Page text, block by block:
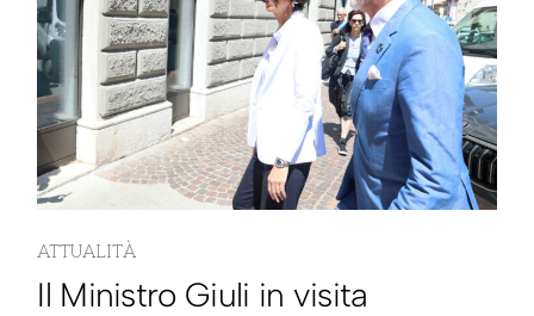
ATTUALITÀ
Il Ministro Giuli in visita